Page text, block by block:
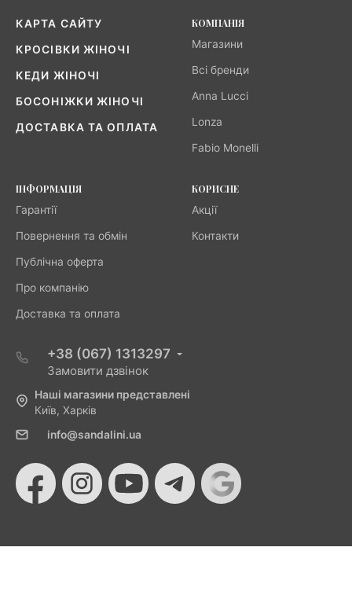
КАРТА САЙТУ
КРОСІВКИ ЖІНОЧІ
КЕДИ ЖІНОЧІ
БОСОНІЖКИ ЖІНОЧІ
ДОСТАВКА ТА ОПЛАТА
КОМПАНІЯ
Магазини
Всі бренди
Anna Lucci
Lonza
Fabio Monelli
ІНФОРМАЦІЯ
Гарантії
Повернення та обмін
Публічна оферта
Про компанію
Доставка та оплата
КОРИСНЕ
Акції
Контакти
+38 (067) 1313297
Замовити дзвінок
Наші магазини представлені
Київ, Харків
info@sandalini.ua